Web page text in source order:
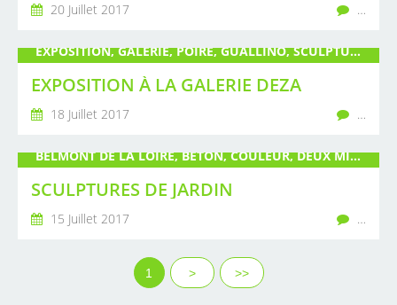
20 Juillet 2017 …
EXPOSITION, GALERIE, POIRÉ, GUALLINO, SCULPTURE
EXPOSITION À LA GALERIE DEZA
18 Juillet 2017 …
BELMONT DE LA LOIRE, BÉTON, COULEUR, DEUX MILLE CŒURS, GUALLINO, JARDIN, PIERRE RECONSTITUÉE, POIRÉ, SCULPTURE, VÉGÉTATION, VERRE
SCULPTURES DE JARDIN
15 Juillet 2017 …
1 > >>